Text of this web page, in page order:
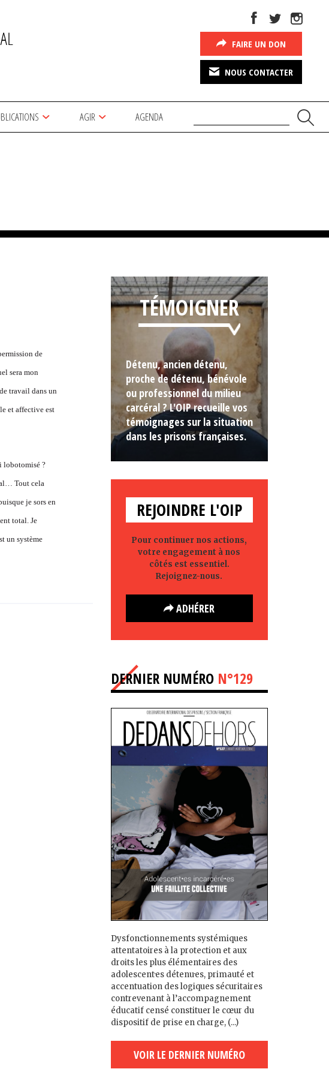
FAIRE UN DON
NOUS CONTACTER
AGIR AGENDA
de
sera mon
travail dans un
et affective est
lobotomisé ?
Tout cela
je sors en
total. Je
un système
TÉMOIGNER
Détenu, ancien détenu,
proche de détenu, bénévole
ou professionnel du milieu
carcéral ? L'OIP recueille vos
témoignages sur la situation
dans les prisons françaises.
REJOINDRE L'OIP
Pour continuer nos actions,
votre engagement à nos
côtés est essentiel.
Rejoignez-nous.
ADHÉRER
DERNIER NUMÉRO N°129
Dysfonctionnements systémiques
attentatoires à la protection et aux
droits les plus élémentaires des
adolescent·es détenu·es, primauté et
accentuation des logiques sécuritaires
contrevenant à l’accompagnement
éducatif censé constituer le cœur du
dispositif de prise en charge, (...)
VOIR LE DERNIER NUMÉRO